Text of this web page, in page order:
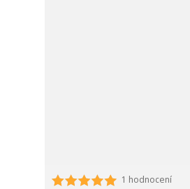
1 hodnocení